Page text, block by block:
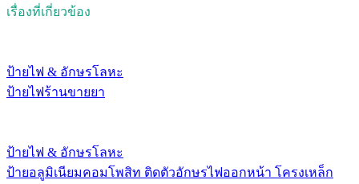
เรื่องที่เกี่ยวข้อง
ป้ายไฟ & อักษรโลหะ
ป้ายไฟร้านขายยา
ป้ายไฟ & อักษรโลหะ
ป้ายอลูมิเนียมคอมโพสิท ติดตัวอักษรไฟออกหน้า โครงเหล็ก